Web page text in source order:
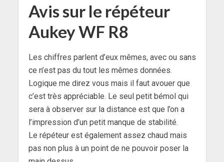
Avis sur le répéteur
Aukey WF R8
Les chiffres parlent d’eux mêmes, avec ou sans
ce n’est pas du tout les mêmes données.
Logique me direz vous mais il faut avouer que
c’est très appréciable. Le seul petit bémol qui
sera à observer sur la distance est que l’on a
l’impression d’un petit manque de stabilité.
Le répéteur est également assez chaud mais
pas non plus à un point de ne pouvoir poser la